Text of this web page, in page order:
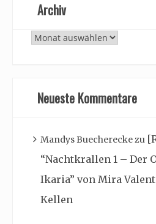
Archiv
Archiv
Neueste Kommentare
Mandys Buechereckezu
“Nachtkrallen 1 – Der
Ikaria” von Mira
Kellen